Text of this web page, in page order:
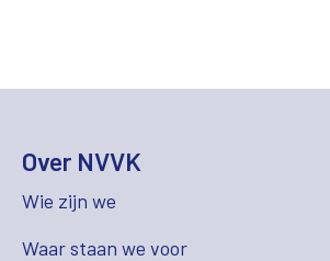
Over NVVK
Wie zijn we
Waar staan we voor